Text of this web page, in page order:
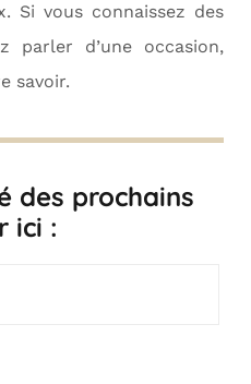
Si vous connaissez des
parler d’une occasion,
savoir.
des prochains
ici :